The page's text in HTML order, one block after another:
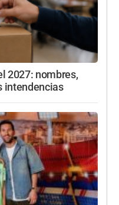
2027: nombres,
intendencias